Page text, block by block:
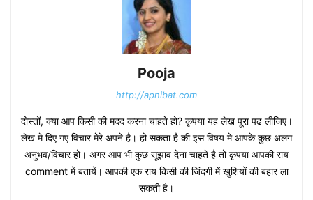
Pooja
http://apnibat.com
दोस्तों, क्या आप किसी की मदद करना चाहते हो? कृपया यह लेख पूरा पढ लीजिए।
लेख मे दिए गए विचार मेरे अपने है। हो सकता है की इस विषय मे आपके कुछ अलग
अनुभव/विचार हो। अगर आप भी कुछ सूझाव देना चाहते है तो कृपया आपकी राय
comment में बतायें। आपकी एक राय किसी की जिंदगी में खुशियों की बहार ला
सकती है।